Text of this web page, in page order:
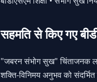
सहमति से किए गए
"जबरन संभोग सुख" चिंताजनक
शक्ति-विनिमय अनुभव को